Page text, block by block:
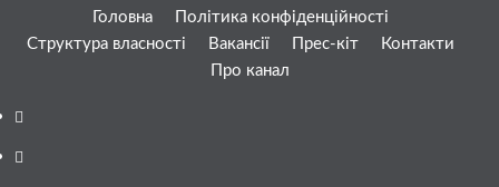
Головна
Політика конфіденційності
Структура власності
Вакансії Прес-кіт
Контакти
Про канал
Facebook
YouTube